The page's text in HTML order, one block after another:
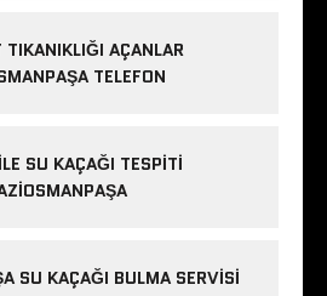
TIKANIKLIĞI AÇANLAR
TELEFON
SU KAÇAĞI TESPITI
SU KAÇAĞI BULMA SERVISI